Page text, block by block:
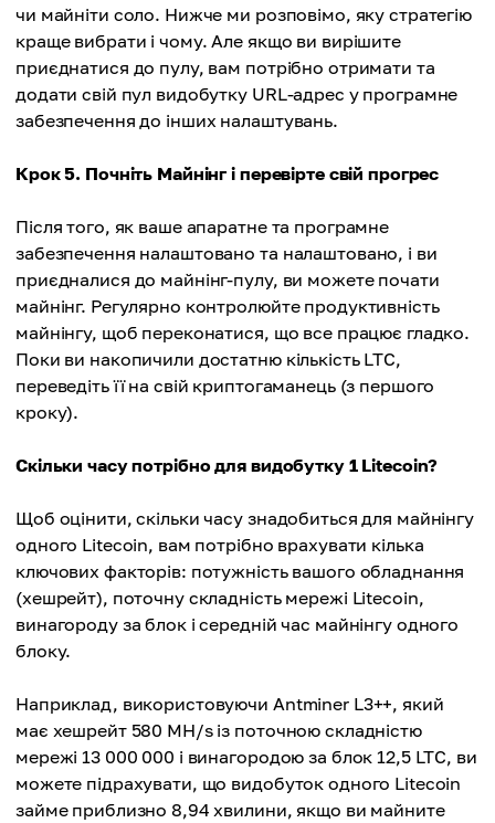
чи майніти соло. Нижче ми розповімо, яку стратегію
краще вибрати і чому. Але якщо ви вирішите
приєднатися до пулу, вам потрібно отримати та
додати свій пул видобутку URL-адрес у програмне
забезпечення до інших налаштувань.
Крок 5. Почніть Майнінг і перевірте свій прогрес
Після того, як ваше апаратне та програмне
забезпечення налаштовано та налаштовано, і ви
приєдналися до майнінг-пулу, ви можете почати
майнінг. Регулярно контролюйте продуктивність
майнінгу, щоб переконатися, що все працює гладко.
Поки ви накопичили достатню кількість LTC,
переведіть її на свій криптогаманець (з першого
кроку).
Скільки часу потрібно для видобутку 1 Litecoin?
Щоб оцінити, скільки часу знадобиться для майнінгу
одного Litecoin, вам потрібно врахувати кілька
ключових факторів: потужність вашого обладнання
(хешрейт), поточну складність мережі Litecoin,
винагороду за блок і середній час майнінгу одного
блоку.
Наприклад, використовуючи Antminer L3++, який
має хешрейт 580 MH/s із поточною складністю
мережі 13 000 000 і винагородою за блок 12,5 LTC, ви
можете підрахувати, що видобуток одного Litecoin
займе приблизно 8,94 хвилини, якщо ви майните